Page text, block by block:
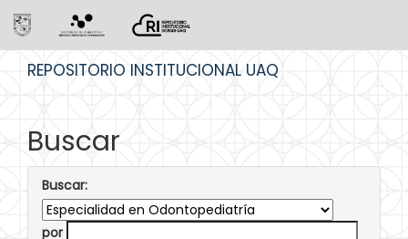
REPOSITORIO INSTITUCIONAL UAQ
Buscar
Buscar:
por